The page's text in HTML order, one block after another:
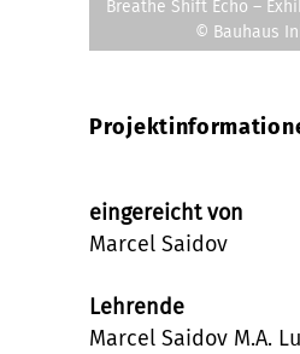
Breathe Shift Echo –
© Bauhaus
eingereicht von
Marcel Saidov
Lehrende
Marcel Saidov M.A.